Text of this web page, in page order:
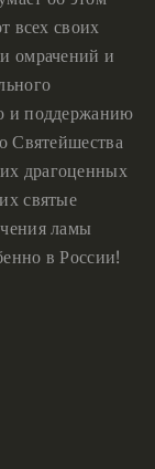
всех своих
омрачений и
и поддержанию
Святейшества
драгоценных
святые
ламы
в России!